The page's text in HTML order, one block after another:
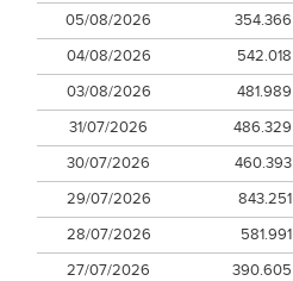
05/08/2026
354.366
04/08/2026
542.018
03/08/2026
481.989
31/07/2026
486.329
30/07/2026
460.393
29/07/2026
843.251
28/07/2026
581.991
27/07/2026
390.605